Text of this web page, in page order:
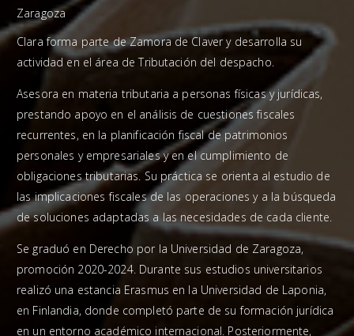
Zaragoza
Clara forma parte de Zamora de Claver y desarrolla su
actividad en el área de Tributación del despacho.
Asesora en materia tributaria a personas físicas y jurídicas,
prestando apoyo en el análisis de cuestiones fiscales
recurrentes, en la planificación fiscal de patrimonios
personales y empresariales y en el cumplimiento de
obligaciones tributarias. Su práctica se orienta al estudio de
las implicaciones fiscales de las operaciones y a la búsqueda
de soluciones adaptadas a las necesidades de cada cliente.
Se graduó en Derecho por la Universidad de Zaragoza,
promoción 2020-2024. Durante sus estudios universitarios
realizó una estancia Erasmus en la Universidad de Laponia,
en Finlandia, donde completó parte de su formación jurídica
en un entorno académico internacional. Posteriormente,